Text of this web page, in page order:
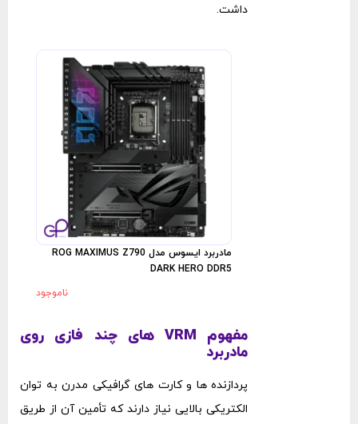
داشت.
مادربرد ایسوس مدل ROG MAXIMUS Z790
DARK HERO DDR5
ناموجود
مفهوم VRM های چند فازی روی
مادربرد
پردازنده‌ ها و کارت ‌های گرافیکی مدرن به توان
الکتریکی بالایی نیاز دارند که تأمین آن از طریق